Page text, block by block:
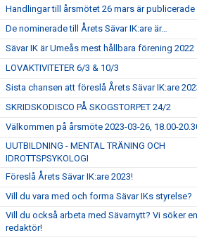
Handlingar till årsmötet 26 mars är publicerade
De nominerade till Årets Sävar IK:are är…
Sävar IK är Umeås mest hållbara förening 2022
LOVAKTIVITETER 6/3 & 10/3
Sista chansen att föreslå Årets Sävar IK:are
SKRIDSKODISCO PÅ SKOGSTORPET 24/2
Välkommen på årsmöte 2023-03-26, 18.00-
UUTBILDNING - MENTAL TRÄNING OCH
IDROTTSPSYKOLOGI
Föreslå Årets Sävar IK:are 2023!
Vill du vara med och forma Sävar IKs styrelse?
Vill du också arbeta med Sävarnytt? Vi söker en
redaktör!